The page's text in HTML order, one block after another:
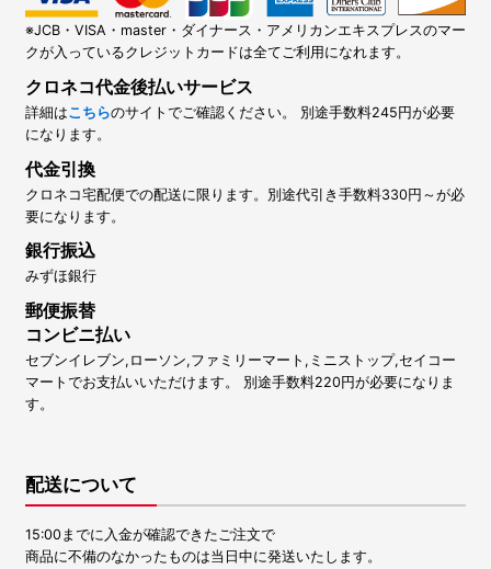
※JCB・VISA・master・ダイナース・アメリカンエキスプレスのマー
クが入っているクレジットカードは全てご利用になれます。
クロネコ代金後払いサービス
詳細はこちらのサイトでご確認ください。 別途手数料245円が必要
になります。
代金引換
クロネコ宅配便での配送に限ります。別途代引き手数料330円～が必
要になります。
銀行振込
みずほ銀行
郵便振替
コンビニ払い
セブンイレブン,ローソン,ファミリーマート,ミニストップ,セイコー
マートでお支払いいただけます。 別途手数料220円が必要になりま
す。
配送について
15:00までに入金が確認できたご注文で
商品に不備のなかったものは当日中に発送いたします。